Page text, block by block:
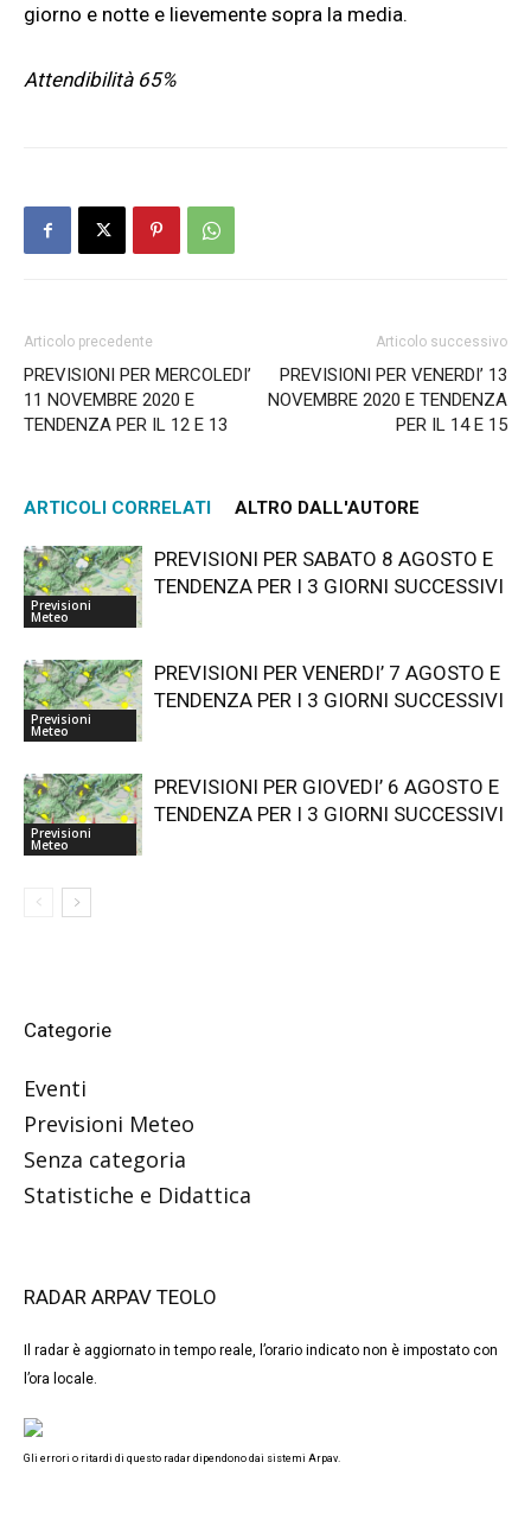
giorno e notte e lievemente sopra la media.
Attendibilità 65%
Articolo precedente
PREVISIONI PER MERCOLEDI’
11 NOVEMBRE 2020 E
TENDENZA PER IL 12 E 13
Articolo successivo
PREVISIONI PER VENERDI’ 13
NOVEMBRE 2020 E TENDENZA
PER IL 14 E 15
ARTICOLI CORRELATI ALTRO DALL'AUTORE
Previsioni
Meteo
PREVISIONI PER SABATO 8 AGOSTO E
TENDENZA PER I 3 GIORNI SUCCESSIVI
Previsioni
Meteo
PREVISIONI PER VENERDI’ 7 AGOSTO E
TENDENZA PER I 3 GIORNI SUCCESSIVI
Previsioni
Meteo
PREVISIONI PER GIOVEDI’ 6 AGOSTO E
TENDENZA PER I 3 GIORNI SUCCESSIVI
Categorie
Eventi
Previsioni Meteo
Senza categoria
Statistiche e Didattica
RADAR ARPAV TEOLO
Il radar è aggiornato in tempo reale, l’orario indicato non è impostato con
l’ora locale.
Gli errori o ritardi di questo radar dipendono dai sistemi Arpav.